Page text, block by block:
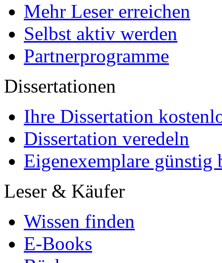
Mehr Leser erreichen
Selbst aktiv werden
Partnerprogramme
Dissertationen
Ihre Dissertation
Dissertation veredeln
Eigenexemplare günstig
Leser & Käufer
Wissen finden
E-Books